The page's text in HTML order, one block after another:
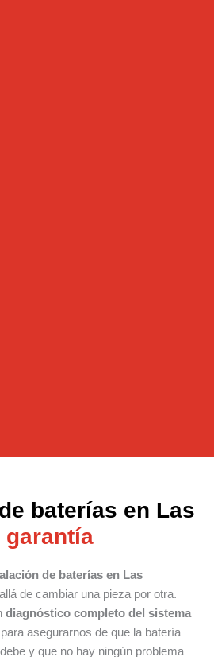
baterías en Las
garantía
de baterías en Las
de cambiar una pieza por otra.
diagnóstico completo del sistema
asegurarnos de que la batería
y que no hay ningún problema